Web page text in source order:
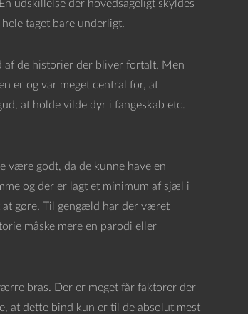
udskillelse der hovedsageligt skyldes
taget bare underligt.
af de historier der bliver fortalt. Men
er og var meget central for, at
at holde vilde dyr i fangeskab etc.
være godt, da de kunne have en
og der er lagt et minimum af sjæl i
at gøre. Til gengæld har der været
måske mere en parodi eller
bras. Der er meget får faktorer der
at dette bind kun er til de absolut mest